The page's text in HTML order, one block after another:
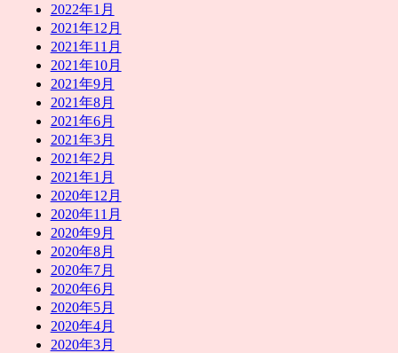
2022年1月
2021年12月
2021年11月
2021年10月
2021年9月
2021年8月
2021年6月
2021年3月
2021年2月
2021年1月
2020年12月
2020年11月
2020年9月
2020年8月
2020年7月
2020年6月
2020年5月
2020年4月
2020年3月